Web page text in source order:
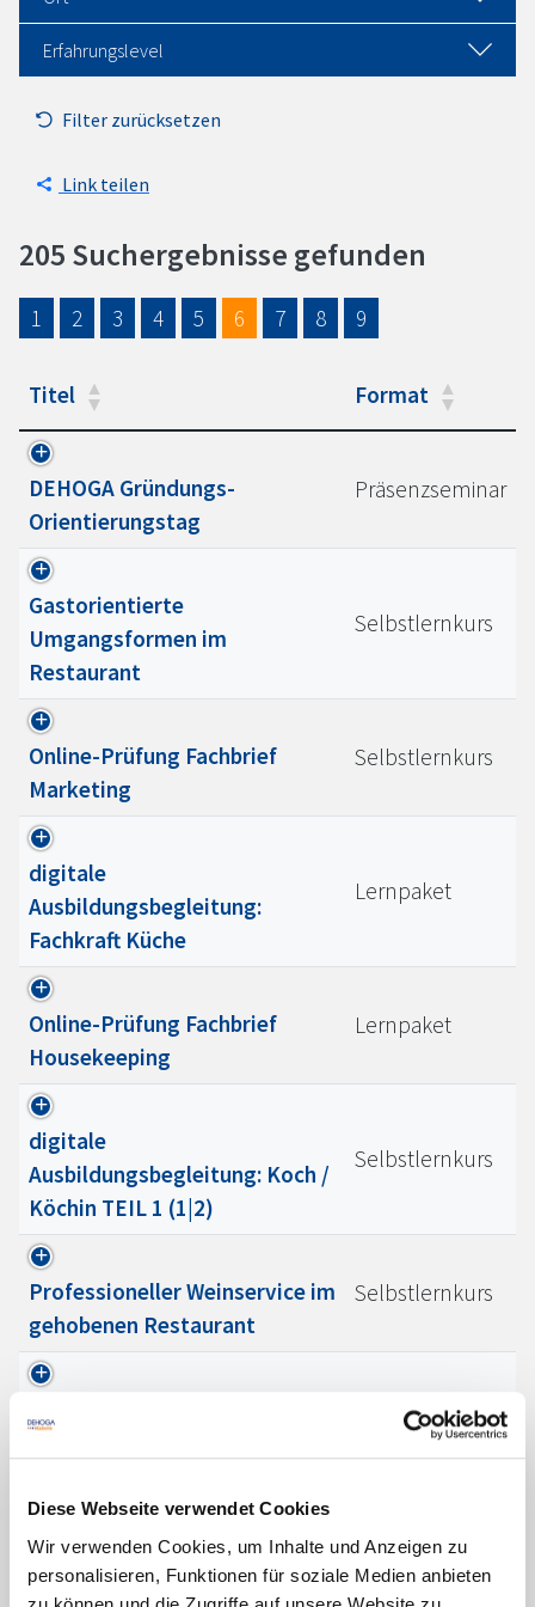
Diese Webseite verwendet Cookies
Wir verwenden Cookies, um Inhalte und Anzeigen zu
personalisieren, Funktionen für soziale Medien anbieten
Erfahrungslevel
Filter zurücksetzen
Link teilen
205 Suchergebnisse gefunden
1 2 3 4 5 6 7 8 9
Titel Format
DEHOGA Gründungs-
Orientierungstag
Präsenzseminar
Gastorientierte
Umgangsformen im
Restaurant
Selbstlernkurs
Online-Prüfung Fachbrief
Marketing
Selbstlernkurs
digitale
Ausbildungsbegleitung:
Fachkraft Küche
Lernpaket
Online-Prüfung Fachbrief
Housekeeping
Lernpaket
digitale
Ausbildungsbegleitung: Koch /
Köchin TEIL 1 (1|2)
Selbstlernkurs
Professioneller Weinservice im
gehobenen Restaurant
Selbstlernkurs
Selbstlernkurs
Rezeption